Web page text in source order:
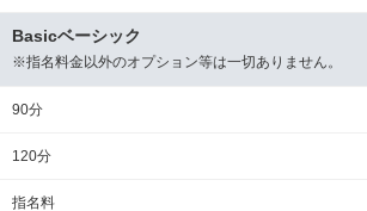
Basicベーシック
※指名料金以外のオプション等は一切ありません。
90分
120分
指名料